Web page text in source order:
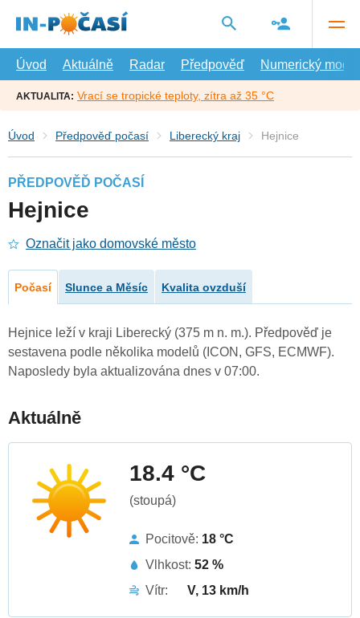
hlavní
Úvod
Aktuálně Radar Předpověď Numerický model
AKTUALITA: Vrací se tropické teploty, zítra až 35 °C
Úvod Předpověď počasí Liberecký kraj Hejnice
PŘEDPOVĚĎ POČASÍ
Hejnice
Označit jako domovské město
Počasí Slunce a Měsíc Kvalita ovzduší
Hejnice leží v kraji Liberecký (375 m n. m.). Předpověď je
sestavena podle několika modelů (ICON, GFS, ECMWF).
Naposledy byla aktualizována dnes v 07:00.
Aktuálně
18.4 °C
(stoupá)
Pocitově: 18 °C
Vlhkost: 52 %
Vítr:
V, 13 km/h